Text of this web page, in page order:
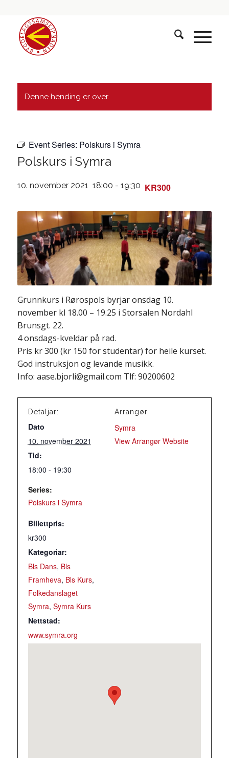
Denne hending er over.
Event Series: Polskurs i Symra
Polskurs i Symra
10. november 2021 18:00 - 19:30 KR300
Grunnkurs i Rørospols byrjar onsdag 10.
november kl 18.00 – 19.25 i Storsalen Nordahl
Brunsgt. 22.
4 onsdags-kveldar på rad.
Pris kr 300 (kr 150 for studentar) for heile kurset.
God instruksjon og levande musikk.
Info: aase.bjorli@gmail.com Tlf: 90200602
Detaljar:
Dato
10. november 2021
Tid:
18:00 - 19:30
Series:
Polskurs i Symra
Billettpris:
kr300
Kategoriar:
Bls Dans, Bls
Framheva, Bls Kurs,
Folkedanslaget
Symra, Symra Kurs
Nettstad:
www.symra.org
Arrangør
Symra
View Arrangør Website